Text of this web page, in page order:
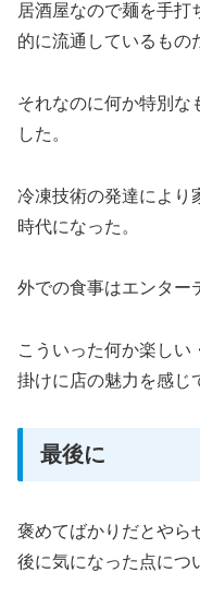
居酒屋なので麺を手打
的に流通しているもの
それなのに何か特別な
した。
冷凍技術の発達により
時代になった。
外での食事はエンター
こういった何か楽しい
掛けに店の魅力を感じ
最後に
褒めてばかりだとやら
後に気になった点につ